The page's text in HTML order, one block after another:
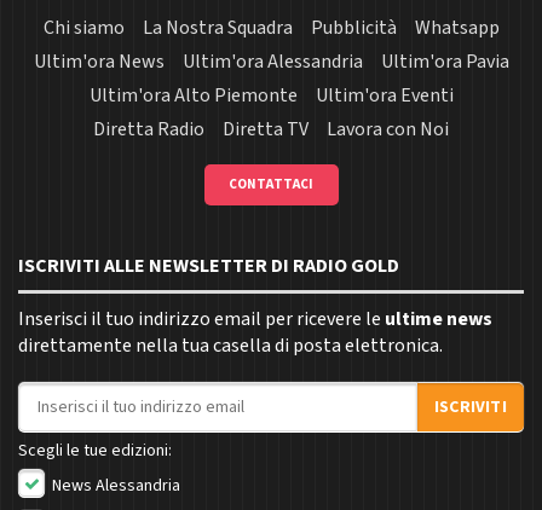
Chi siamo La Nostra Squadra Pubblicità
Whatsapp
Ultim'ora News
Ultim'ora Alessandria
Ultim'ora Pavia
Ultim'ora Alto Piemonte
Ultim'ora Eventi
Diretta Radio
Diretta TV Lavora con Noi
CONTATTACI
ISCRIVITI ALLE NEWSLETTER DI RADIO GOLD
Inserisci il tuo indirizzo email per ricevere le ultime news
direttamente nella tua casella di posta elettronica.
Indirizzo email
ISCRIVITI
Scegli le tue edizioni:
News Alessandria